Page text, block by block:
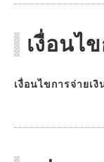
เงื่อนไ
เงื่อนไขการจ่ายเงิ